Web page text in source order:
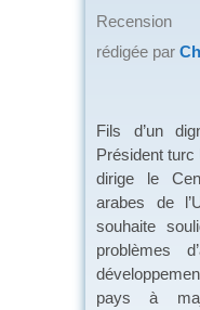
Recension
rédigée par
Fils d’un
Président turc
dirige le
arabes de
souhaite
problèmes
pays à